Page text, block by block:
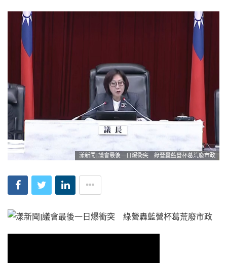
漾新聞|議會最後一日爆衝突 綠營轟藍營杯葛荒廢市政